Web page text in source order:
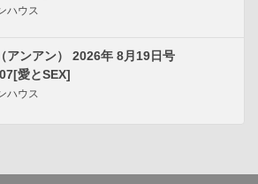
ハウス
アンアン） 2026年 8月19日号
愛とSEX]
ハウス